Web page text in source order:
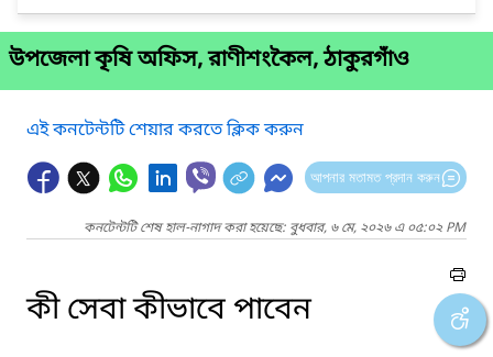
উপজেলা কৃষি অফিস, রাণীশংকৈল, ঠাকুরগাঁও
এই কনটেন্টটি শেয়ার করতে ক্লিক করুন
আপনার মতামত প্রদান করুন
কনটেন্টটি শেষ হাল-নাগাদ করা হয়েছে: বুধবার, ৬ মে, ২০২৬ এ ০৫:০২ PM
কী সেবা কীভাবে পাবেন